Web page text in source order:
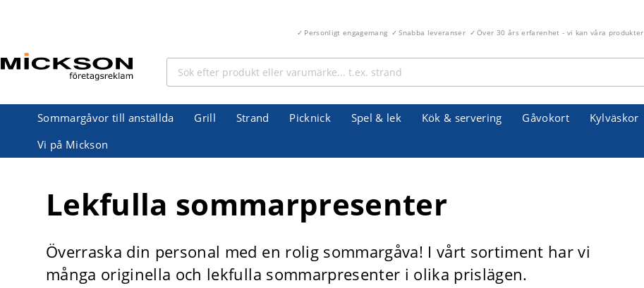
Personligt engagemang Snabba leveranser Över 30 års erfarenhet - vi kan våra produkter
Sommargåvor till anställda Grill Strand Picknick Spel & lek Kök & servering Gåvokort Kylväskor
Vi på Mickson
Lekfulla sommarpresenter
Överraska din personal med en rolig sommargåva! I vårt sortiment har vi
många originella och lekfulla sommarpresenter i olika prislägen.